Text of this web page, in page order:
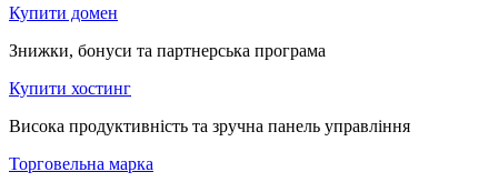
Купити домен
Знижки, бонуси та партнерська програма
Купити хостинг
Висока продуктивність та зручна панель управління
Торговельна марка